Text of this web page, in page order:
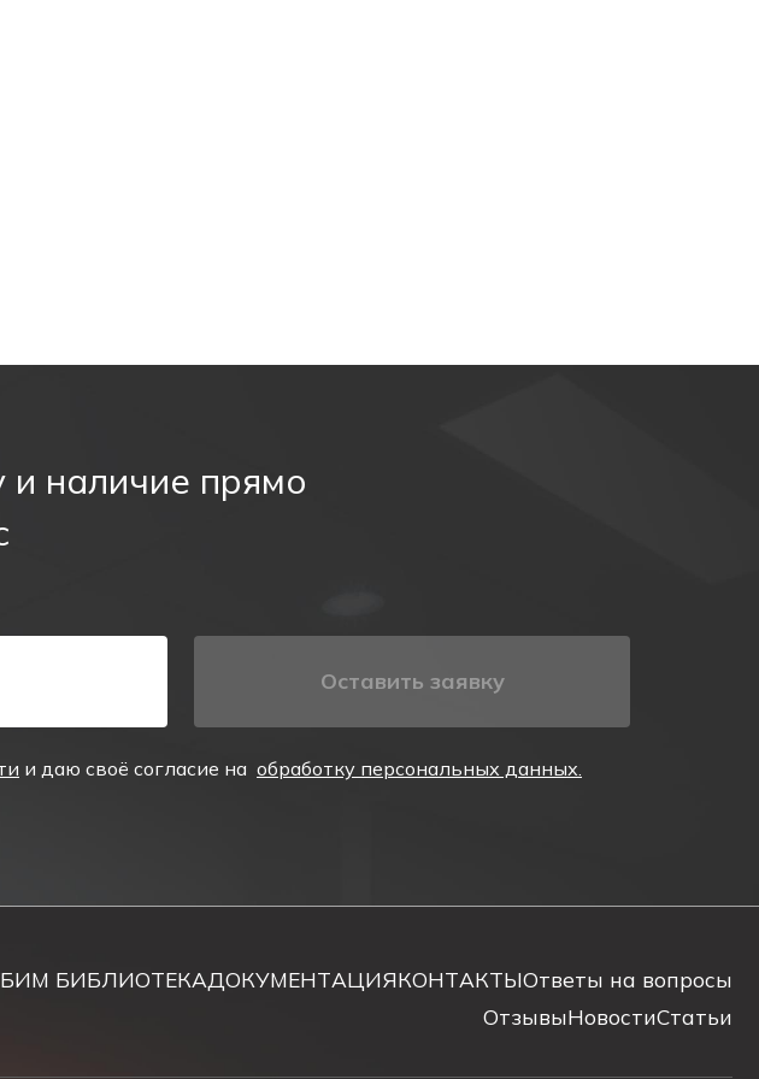
(стрелка вверх)", технических возможностях и модификациях вы
наличие прямо
Оставить заявку
и даю своё согласие на обработку персональных данных.
БИМ БИБЛИОТЕКАДОКУМЕНТАЦИЯКОНТАКТЫОтветы на вопросы
ОтзывыНовостиСтатьи